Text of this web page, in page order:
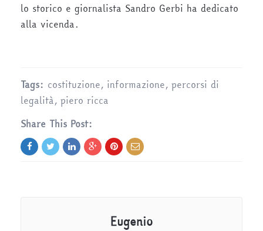
lo storico e giornalista Sandro Gerbi ha dedicato
alla vicenda.
Tags: costituzione, informazione, percorsi di
legalità, piero ricca
Share This Post:
Eugenio